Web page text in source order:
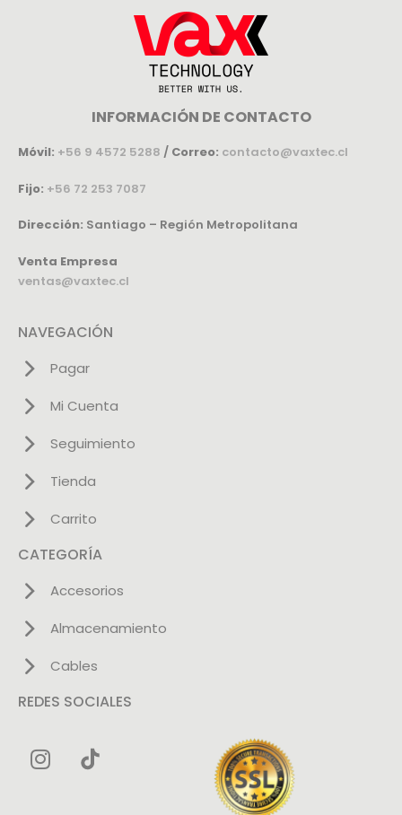
INFORMACIÓN DE CONTACTO
Móvil: +56 9 4572 5288 / Correo: contacto@vaxtec.cl
Fijo: +56 72 253 7087
Dirección: Santiago – Región Metropolitana
Venta Empresa
ventas@vaxtec.cl
NAVEGACIÓN
Pagar
Mi Cuenta
Seguimiento
Tienda
Carrito
CATEGORÍA
Accesorios
Almacenamiento
Cables
REDES SOCIALES